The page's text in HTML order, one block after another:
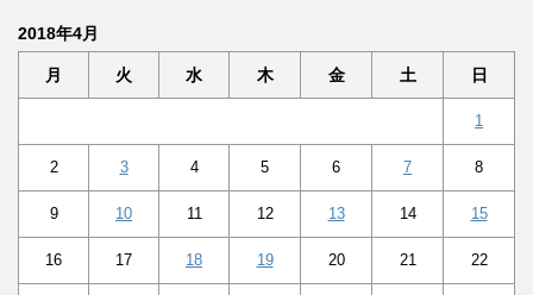
2018年4月
月 火 水 木 金 土 日
1
2 3 4 5 6 7 8
9 10 11 12 13 14 15
16 17 18 19 20 21 22